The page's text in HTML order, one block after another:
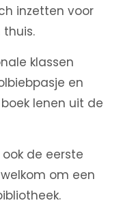
inzetten voor
thuis.
klassen
en
lenen uit de
de eerste
om een